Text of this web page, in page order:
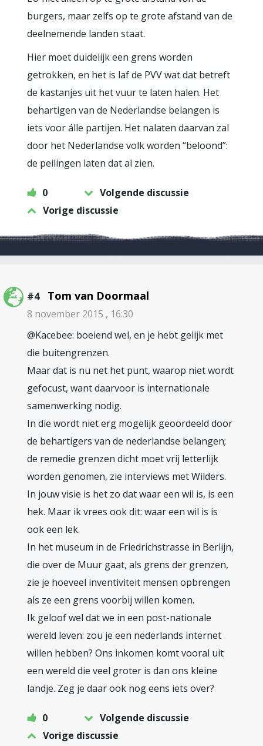
burgers, maar zelfs op te grote afstand van de
deelnemende landen staat.
Hier moet duidelijk een grens worden
getrokken, en het is laf de PVV wat dat betreft
de kastanjes uit het vuur te laten halen. Het
behartigen van de Nederlandse belangen is
iets voor álle partijen. Het nalaten daarvan zal
door het Nederlandse volk worden “beloond”:
de peilingen laten dat al zien.
0
Volgende discussie
Vorige discussie
#4 Tom van Doormaal
8 november 2015 , 16:30
@Kacebee: boeiend wel, en je hebt gelijk met
die buitengrenzen.
Maar dat is nu net het punt, waarop niet wordt
gefocust, want daarvoor is internationale
samenwerking nodig.
In die wordt niet erg mogelijk geoordeeld door
de behartigers van de nederlandse belangen;
de remedie grenzen dicht moet vrij letterlijk
worden genomen, zie interviews met Wilders.
In jouw visie is het zo dat waar een wil is, is een
hek. Maar ik vrees ook dit: waar een wil is is
ook een lek.
In het museum in de Friedrichstrasse in Berlijn,
die over de Muur gaat, als grens der grenzen,
zie je hoeveel inventiviteit mensen opbrengen
als ze een grens voorbij willen komen.
Ik geloof wel dat we in een post-nationale
wereld leven: zou je een nederlands internet
willen hebben? Ons inkomen komt vooral uit
een wereld die veel groter is dan ons kleine
landje. Zeg je daar ook nog eens iets over?
0
Volgende discussie
Vorige discussie